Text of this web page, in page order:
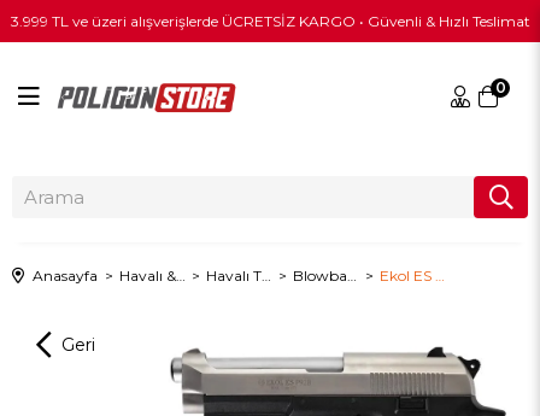
3.999 TL ve üzeri alışverişlerde ÜCRETSİZ KARGO • Güvenli & Hızlı Teslimat
0
Anasayfa